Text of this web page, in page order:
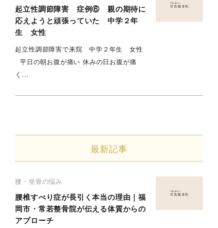
起立性調節障害 症例⑥ 親の期待に
応えようと頑張っていた 中学２年
生 女性
起立性調節障害で来院 中学２年生 女性
平日の朝お腹が痛い 休みの日お腹が痛
く...
最新記事
腰・坐骨の悩み
腰椎すべり症が長引く本当の理由｜福
岡市・常若整骨院が伝える体質からの
アプローチ